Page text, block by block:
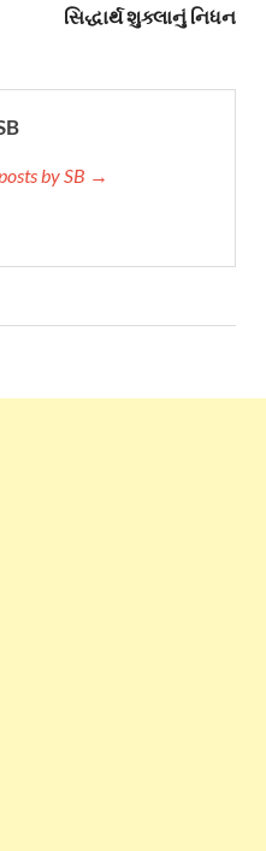
સિદ્ધાર્થ શુક્લાનું નિધન
by SB →